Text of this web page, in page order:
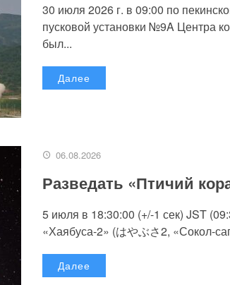
30 июля 2026 г. в 09:00 по
пусковой установки №9A Центра
был...
Далее
06.08.2026
Разведать «Птичий
5 июля в 18:30:00 (+/-1 сек) JST
«Хаябуса-2» (はやぶさ2, «Сокол-
Далее